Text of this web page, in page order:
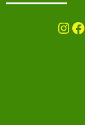
Instagram Facebook